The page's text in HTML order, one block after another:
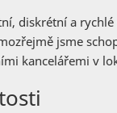
diskrétní a rychlé
jsme
kancelářemi v